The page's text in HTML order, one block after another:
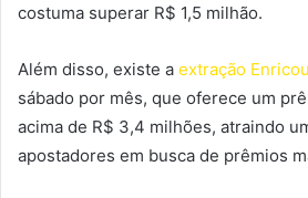
costuma superar R$ 1,5 milhão.
Além disso, existe a extração Enricou
sábado por mês, que oferece um
acima de R$ 3,4 milhões, atraindo
apostadores em busca de prêmios